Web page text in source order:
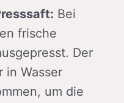
Bei
frische
Der
in Wasser
um die